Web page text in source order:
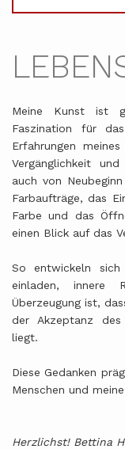
Meine Kunst ist
Faszination für
Erfahrungen
Vergänglichkeit
auch von
Farbaufträge, das
Farbe und das
einen Blick auf das
So entwickeln sich
einladen, innere
Überzeugung ist,
der Akzeptanz
liegt.
Diese Gedanken
Menschen und
Herzlichst! Bettina